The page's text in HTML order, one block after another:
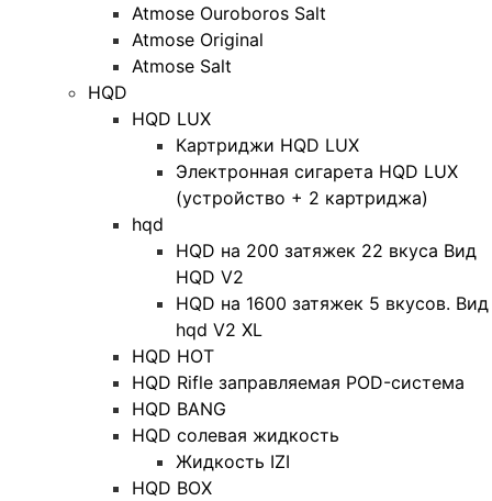
Atmose Ouroboros Salt
Atmose Original
Atmose Salt
HQD
HQD LUX
Картриджи HQD LUX
Электронная сигарета HQD LUX
(устройство + 2 картриджа)
hqd
HQD на 200 затяжек 22 вкуса Вид
HQD V2
HQD на 1600 затяжек 5 вкусов. Вид
hqd V2 XL
HQD HOT
HQD Rifle заправляемая POD-система
HQD BANG
HQD солевая жидкость
Жидкость IZI
HQD BOX